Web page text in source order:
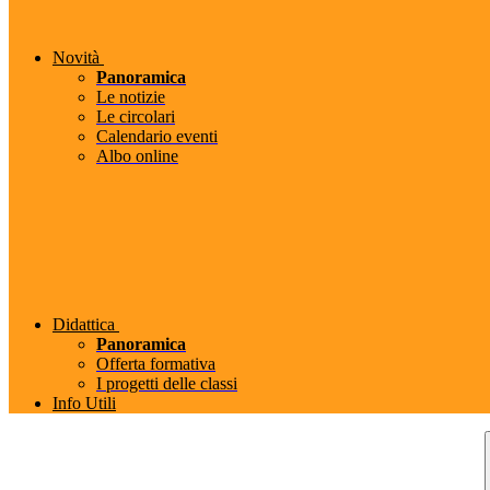
Novità
Panoramica
Le notizie
Le circolari
Calendario eventi
Albo online
Didattica
Panoramica
Offerta formativa
I progetti delle classi
Info Utili